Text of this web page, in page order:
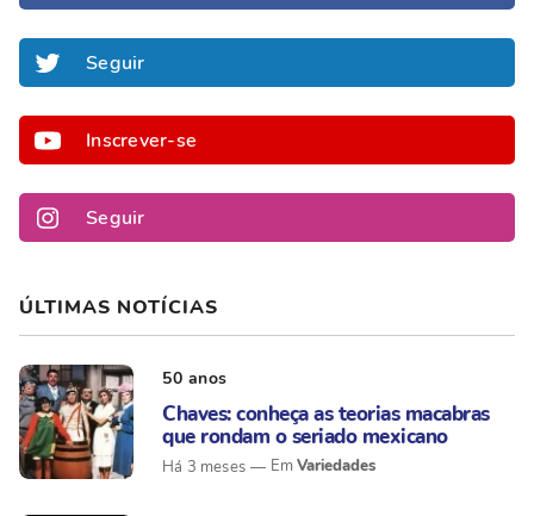
Seguir
Inscrever-se
Seguir
ÚLTIMAS NOTÍCIAS
50 anos
Chaves: conheça as teorias macabras
que rondam o seriado mexicano
Há 3 meses Variedades